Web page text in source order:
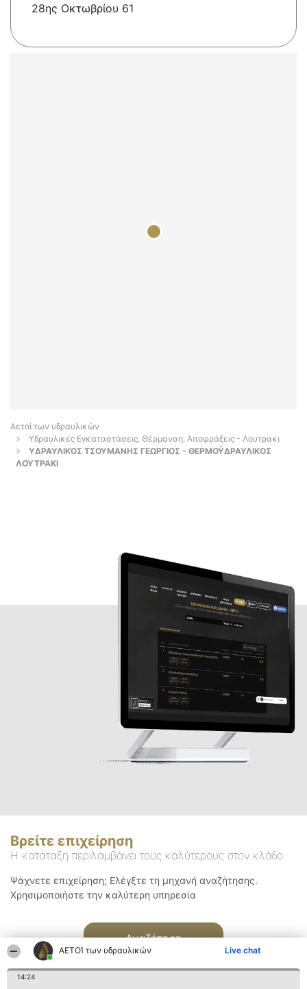
ΑΕΤΟΊ των υδραυλικών Live chat
14:24
28ης Οκτωβρίου 61
Αετοί των υδραυλικών
Υδραυλικές Εγκαταστάσεις, Θέρμανση, Αποφράξεις - Λουτρακι
ΥΔΡΑΥΛΙΚΟΣ ΤΣΟΥΜΑΝΗΣ ΓΕΩΡΓΙΟΣ - ΘΕΡΜΟΫΔΡΑΥΛΙΚΟΣ
ΛΟΥΤΡΑΚΙ
Βρείτε επιχείρηση
Η κατάταξη περιλαμβάνει τους καλύτερους στον κλάδο
Ψάχνετε επιχείρηση; Ελέγξτε τη μηχανή αναζήτησης.
Χρησιμοποιήστε την καλύτερη υπηρεσία
Αναζήτηση